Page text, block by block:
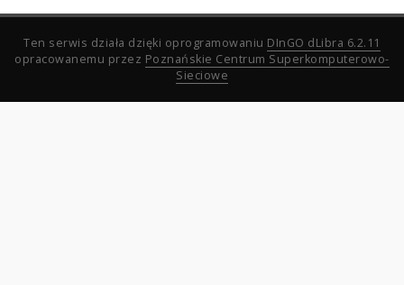
Ten serwis działa dzięki oprogramowaniu DInGO dLibra 6.2.11
opracowanemu przez Poznańskie Centrum Superkomputerowo-
Sieciowe